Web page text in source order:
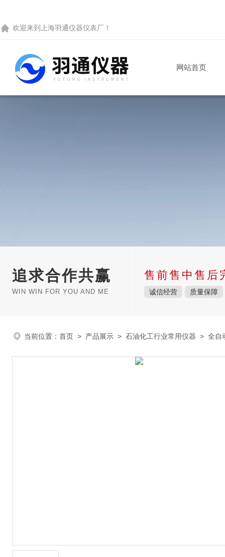
欢迎来到 上海羽通仪器仪表厂 ！
网站首页
追求合作共赢
WIN WIN FOR YOU AND ME
售前售中售后
诚信经营 质量保障
当前位置： 首页 > 产品展示 > 石油化工行业常用仪器 > 全自